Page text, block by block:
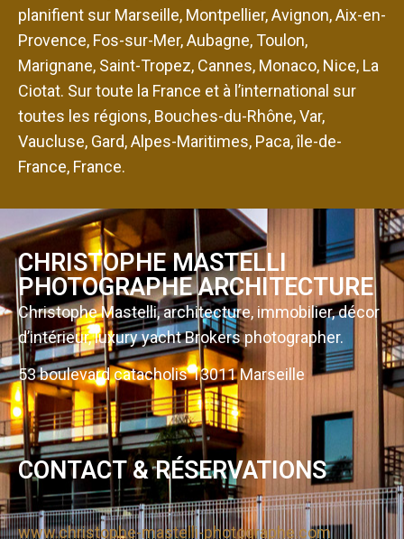
planifient sur Marseille, Montpellier, Avignon, Aix-en-
Provence, Fos-sur-Mer, Aubagne, Toulon,
Marignane, Saint-Tropez, Cannes, Monaco, Nice, La
Ciotat. Sur toute la France et à l’international sur
toutes les régions, Bouches-du-Rhône, Var,
Vaucluse, Gard, Alpes-Maritimes, Paca, île-de-
France, France.
CHRISTOPHE MASTELLI
PHOTOGRAPHE ARCHITECTURE
Christophe Mastelli, architecture, immobilier, décor
d’intérieur, luxury yacht Brokers photographer.
53 boulevard catacholis 13011 Marseille
CONTACT & RÉSERVATIONS
www.christophe-mastelli-photographe.com